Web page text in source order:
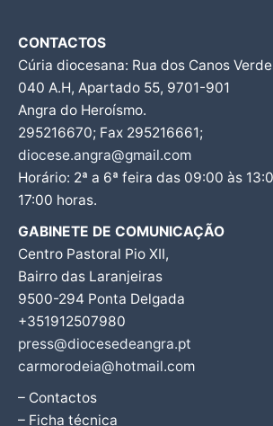
CONTACTOS
Cúria diocesana: Rua dos Canos
040 A.H, Apartado 55, 9701-901
Angra do Heroísmo.
295216670; Fax 295216661;
diocese.angra@gmail.com
Horário: 2ª a 6ª feira das 09:00 às
17:00 horas.
GABINETE DE COMUNICAÇÃO
Centro Pastoral Pio XII,
Bairro das Laranjeiras
9500-294 Ponta Delgada
+351912507980
press@diocesedeangra.pt
carmorodeia@hotmail.com
– Contactos
– Ficha técnica